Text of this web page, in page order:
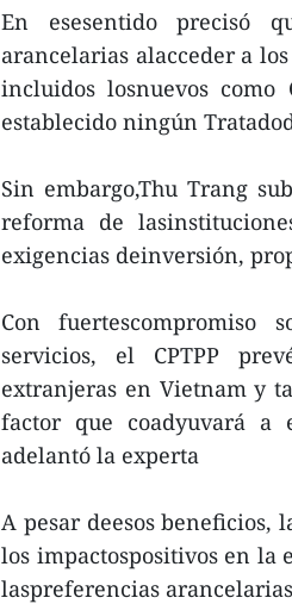
En esesentido precisó
arancelarias alacceder a
incluidos losnuevos
establecido ningún
Sin embargo,Thu Trang
reforma de
exigencias deinversión,
Con
servicios, el CPTPP
extranjeras en Vietnam y
factor que coadyuvará a
adelantó la experta
A pesar deesos beneficios,
los impactospositivos en la
laspreferencias